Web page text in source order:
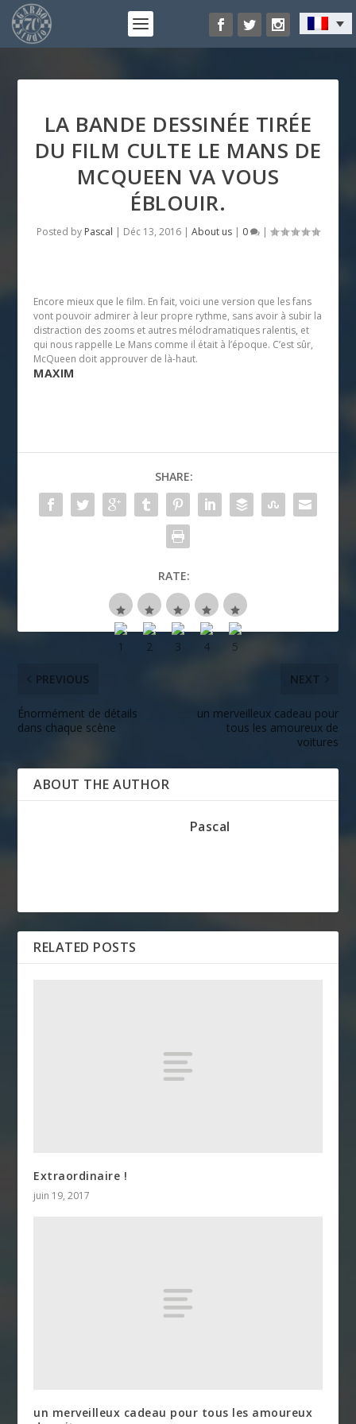
LA BANDE DESSINÉE TIRÉE
DU FILM CULTE LE MANS DE
MCQUEEN VA VOUS
ÉBLOUIR.
Posted by Pascal | Déc 13, 2016 | About us | 0 |
Encore mieux que le film. En fait, voici une version que les fans
vont pouvoir admirer à leur propre rythme, sans avoir à subir la
distraction des zooms et autres mélodramatiques ralentis, et
qui nous rappelle Le Mans comme il était à l’époque. C’est sûr,
McQueen doit approuver de là-haut.
MAXIM
SHARE:
RATE:
PREVIOUS
Énormément de détails
dans chaque scène
NEXT
un merveilleux cadeau pour
tous les amoureux de
voitures
ABOUT THE AUTHOR
Pascal
RELATED POSTS
Extraordinaire !
juin 19, 2017
un merveilleux cadeau pour tous les amoureux